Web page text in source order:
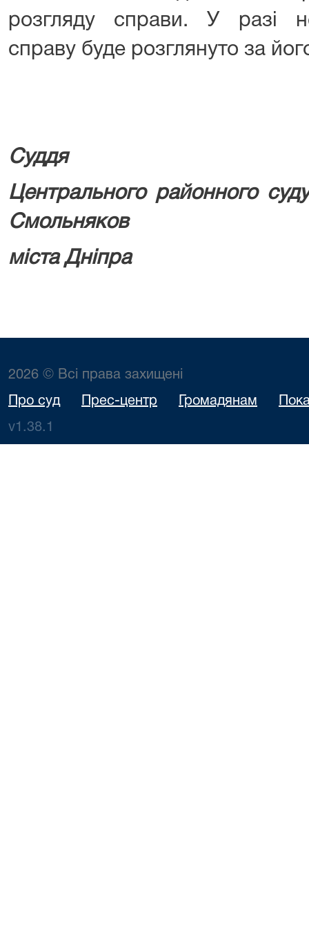
розгляду справи. У разі
справу буде розглянуто за
Суддя
Центрального
Смольняков
міста
2026 © Всі права захищені
Про суд Прес-центр Громадянам
v1.38.1